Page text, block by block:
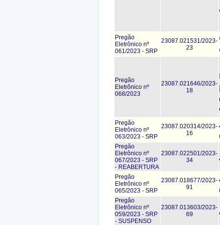
Pregão
Eletrônico nº
061/2023 - SRP
23087.021531/2023-
23
Pregão
Eletrônico nº
068/2023
23087.021646/2023-
18
Pregão
Eletrônico nº
063/2023 - SRP
23087.020314/2023-
16
Pregão
Eletrônico nº
067/2023 - SRP
- REABERTURA
23087.022501/2023-
34
Pregão
Eletrônico nº
065/2023 - SRP
23087.018677/2023-
91
Pregão
Eletrônico nº
059/2023 - SRP
- SUSPENSO
23087.013603/2023-
69